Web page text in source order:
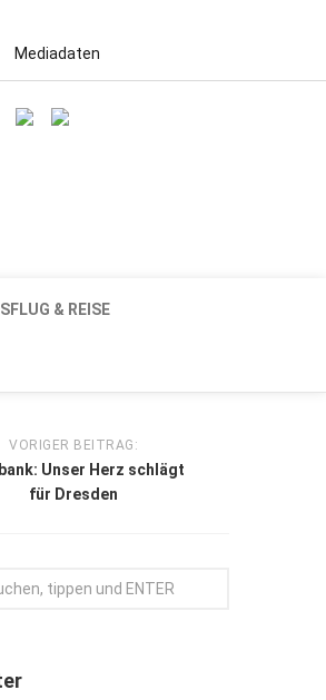
Mediadaten
& REISE
VORIGER BEITRAG:
Unser Herz schlägt
für Dresden